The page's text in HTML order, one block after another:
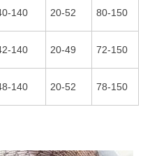
140 20-52 80-150
140 20-49 72-150
140 20-52 78-150